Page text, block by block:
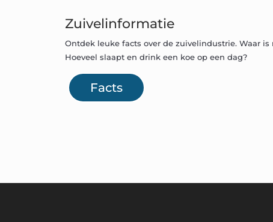
Zuivelinformatie
Ontdek leuke facts over de zuivelindustrie. Waar is
Hoeveel slaapt en drink een koe op een dag?
Facts